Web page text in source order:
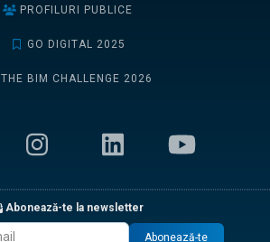
PROFILURI PUBLICE
GO DIGITAL 2025
THE BIM CHALLENGE 2026
Abonează-te la newsletter
Abonează-te